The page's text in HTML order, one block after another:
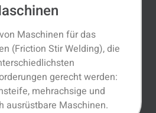
Maschinen für das
(Friction Stir Welding), die
gerecht werden:
mehrachsige und
ausrüstbare Maschinen.